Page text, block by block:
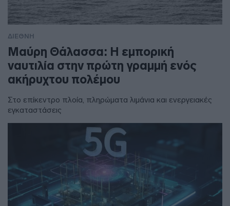
ΔΙΕΘΝΗ
Μαύρη Θάλασσα: Η εμπορική
ναυτιλία στην πρώτη γραμμή ενός
ακήρυχτου πολέμου
Στο επίκεντρο πλοία, πληρώματα λιμάνια και ενεργειακές
εγκαταστάσεις